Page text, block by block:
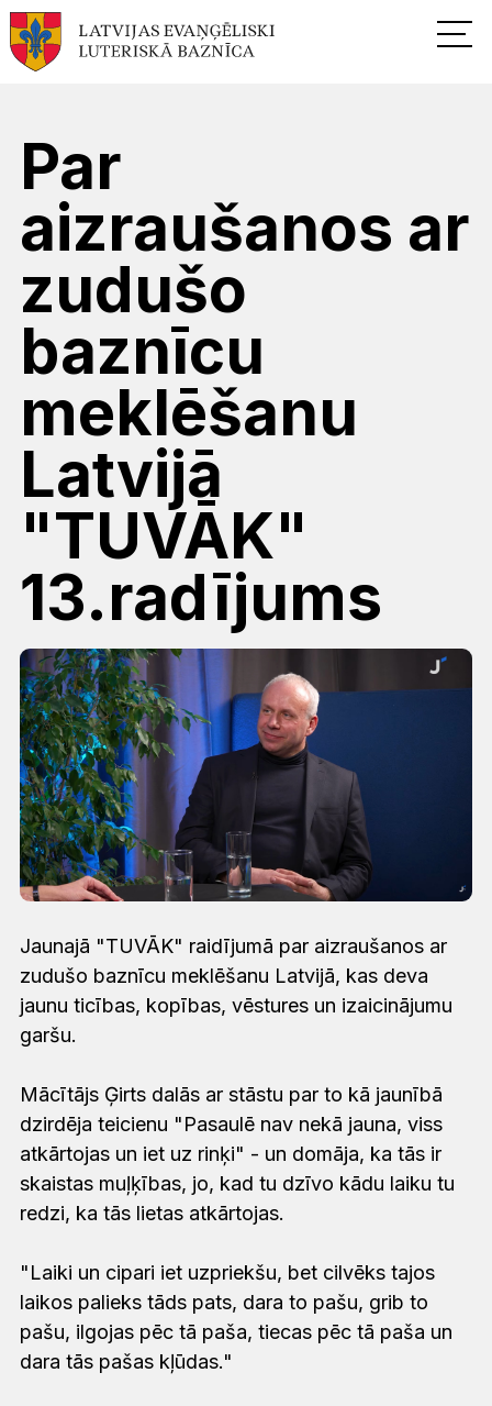
Par
aizraušanos ar
zudušo
baznīcu
meklēšanu
Latvijā
"TUVĀK"
13.radījums
Jaunajā "TUVĀK" raidījumā par aizraušanos ar
zudušo baznīcu meklēšanu Latvijā, kas deva
jaunu ticības, kopības, vēstures un izaicinājumu
garšu.
Mācītājs Ģirts dalās ar stāstu par to kā jaunībā
dzirdēja teicienu "Pasaulē nav nekā jauna, viss
atkārtojas un iet uz rinķi" - un domāja, ka tās ir
skaistas muļķības, jo, kad tu dzīvo kādu laiku tu
redzi, ka tās lietas atkārtojas.
"Laiki un cipari iet uzpriekšu, bet cilvēks tajos
laikos palieks tāds pats, dara to pašu, grib to
pašu, ilgojas pēc tā paša, tiecas pēc tā paša un
dara tās pašas kļūdas."